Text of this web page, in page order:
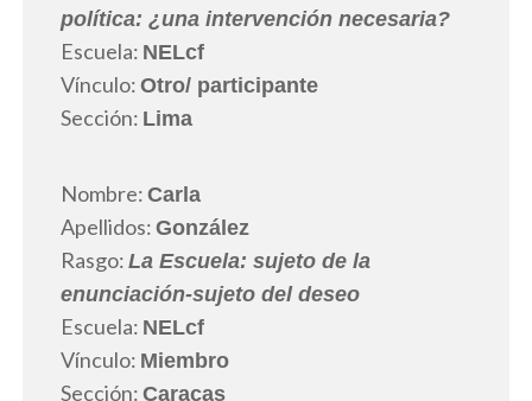
política: ¿una intervención necesaria?
Escuela: NELcf
Vínculo: Otro/ participante
Sección: Lima
Nombre: Carla
Apellidos: González
Rasgo: La Escuela: sujeto de la
enunciación-sujeto del deseo
Escuela: NELcf
Vínculo: Miembro
Sección: Caracas